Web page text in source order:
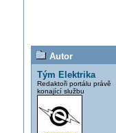
Autor
Tým Elektrika
Redaktoři portálu právě
konající službu